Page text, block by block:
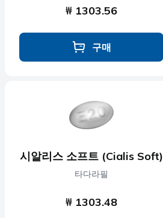
₩ 1303.56
구매
시알리스 소프트 (Cialis Soft)
타다라필
₩ 1303.48